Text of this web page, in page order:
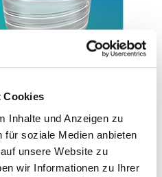
Cookies
Inhalte und Anzeigen zu
für soziale Medien anbieten
unsere Website zu
wir Informationen zu Ihrer